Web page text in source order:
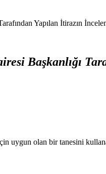
Yapılan İtirazın
Başkanlığı
olan bir tanesini